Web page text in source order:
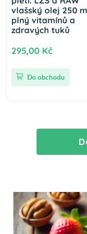
vlašský olej 250
plný vitamínů a
zdravých tuků
295,00 Kč
Do obchodu